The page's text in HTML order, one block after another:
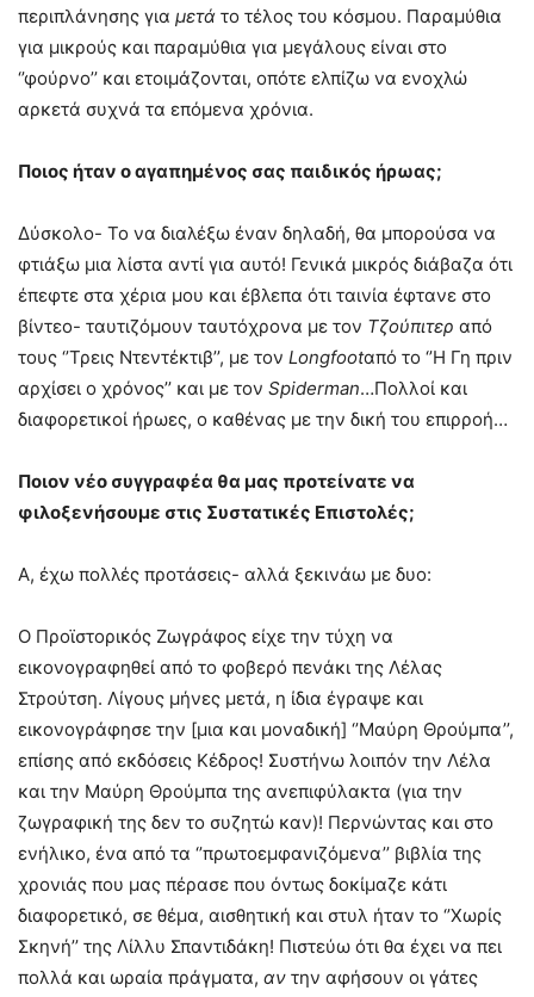
περιπλάνησης για μετά το τέλος του κόσμου. Παραμύθια
για μικρούς και παραμύθια για μεγάλους είναι στο
‘’φούρνο’’ και ετοιμάζονται, οπότε ελπίζω να ενοχλώ
αρκετά συχνά τα επόμενα χρόνια.
Ποιoς ήταν ο αγαπημένος σας παιδικός ήρωας;
Δύσκολο- Το να διαλέξω έναν δηλαδή, θα μπορούσα να
φτιάξω μια λίστα αντί για αυτό! Γενικά μικρός διάβαζα ότι
έπεφτε στα χέρια μου και έβλεπα ότι ταινία έφτανε στο
βίντεο- ταυτιζόμουν ταυτόχρονα με τον Τζούπιτερ από
τους ‘’Τρεις Ντεντέκτιβ’’, με τον Longfootαπό το ‘’Η Γη πριν
αρχίσει ο χρόνος’’ και με τον Spiderman…Πολλοί και
διαφορετικοί ήρωες, ο καθένας με την δική του επιρροή…
Ποιον νέο συγγραφέα θα μας προτείνατε να
φιλοξενήσουμε στις Συστατικές Επιστολές;
Α, έχω πολλές προτάσεις- αλλά ξεκινάω με δυο:
Ο Προϊστορικός Ζωγράφος είχε την τύχη να
εικονογραφηθεί από το φοβερό πενάκι της Λέλας
Στρούτση. Λίγους μήνες μετά, η ίδια έγραψε και
εικονογράφησε την [μια και μοναδική] ‘’Μαύρη Θρούμπα’’,
επίσης από εκδόσεις Κέδρος! Συστήνω λοιπόν την Λέλα
και την Μαύρη Θρούμπα της ανεπιφύλακτα (για την
ζωγραφική της δεν το συζητώ καν)! Περνώντας και στο
ενήλικο, ένα από τα ‘’πρωτοεμφανιζόμενα’’ βιβλία της
χρονιάς που μας πέρασε που όντως δοκίμαζε κάτι
διαφορετικό, σε θέμα, αισθητική και στυλ ήταν το ‘’Χωρίς
Σκηνή’’ της Λίλλυ Σπαντιδάκη! Πιστεύω ότι θα έχει να πει
πολλά και ωραία πράγματα, αν την αφήσουν οι γάτες